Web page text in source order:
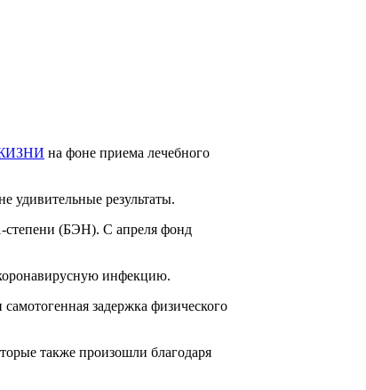
на фоне приема лечебного
удивительные результаты.
степени (БЭН). С апреля фонд
инфекцию.
задержка физического
также произошли благодаря